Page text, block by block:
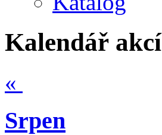
Kalendář akcí
«
Srpen